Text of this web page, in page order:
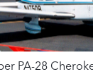
PA-28